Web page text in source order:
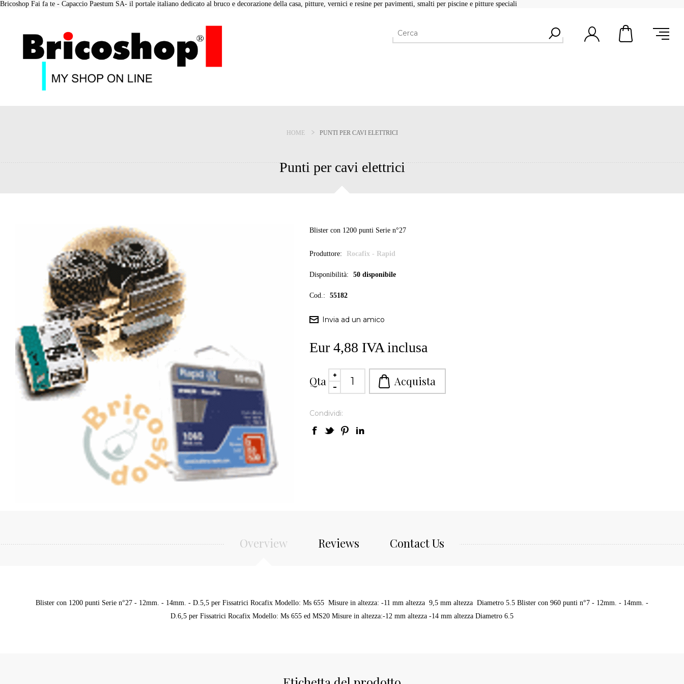
Bricoshop Fai fa te - Capaccio Paestum SA- il portale italiano dedicato al bruco e decorazione della casa, pitture, vernici e resine per pavimenti, smalti per piscine e pitture speciali
HOME PUNTI PER CAVI ELETTRICI
Punti per cavi elettrici
Blister con 1200 punti Serie n°27
Produttore: Rocafix - Rapid
Disponibilità: 50 disponibile
Cod.: 55182
Eur 4,88 IVA inclusa
Qta
Condividi:
Overview Reviews Contact Us
Blister con 1200 punti Serie n°27 - 12mm. - 14mm. - D.5,5 per Fissatrici Rocafix Modello: Ms 655 Misure in altezza: -11 mm altezza 9,5 mm altezza Diametro 5.5 Blister con 960 punti n°7 - 12mm. - 14mm. -
D.6,5 per Fissatrici Rocafix Modello: Ms 655 ed MS20 Misure in altezza:-12 mm altezza -14 mm altezza Diametro 6.5